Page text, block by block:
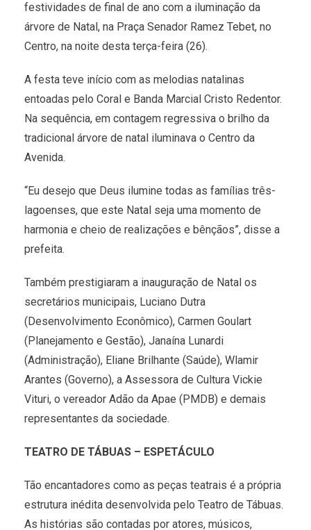
festividades de final de ano com a iluminação da
árvore de Natal, na Praça Senador Ramez Tebet, no
Centro, na noite desta terça-feira (26).
A festa teve início com as melodias natalinas
entoadas pelo Coral e Banda Marcial Cristo Redentor.
Na sequência, em contagem regressiva o brilho da
tradicional árvore de natal iluminava o Centro da
Avenida.
“Eu desejo que Deus ilumine todas as famílias três-
lagoenses, que este Natal seja uma momento de
harmonia e cheio de realizações e bênçãos”, disse a
prefeita.
Também prestigiaram a inauguração de Natal os
secretários municipais, Luciano Dutra
(Desenvolvimento Econômico), Carmen Goulart
(Planejamento e Gestão), Janaína Lunardi
(Administração), Eliane Brilhante (Saúde), Wlamir
Arantes (Governo), a Assessora de Cultura Vickie
Vituri, o vereador Adão da Apae (PMDB) e demais
representantes da sociedade.
TEATRO DE TÁBUAS – ESPETÁCULO
Tão encantadores como as peças teatrais é a própria
estrutura inédita desenvolvida pelo Teatro de Tábuas.
As histórias são contadas por atores, músicos,